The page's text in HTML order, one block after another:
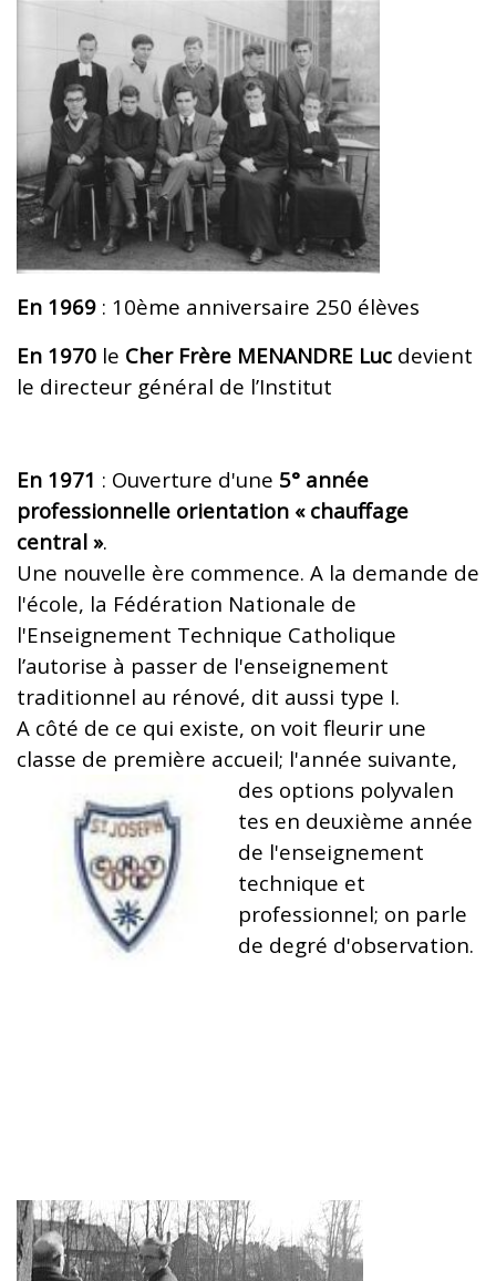
En 1969 : 10ème anniversaire 250 élèves
En 1970 le Cher Frère MENANDRE Luc devient
le directeur général de l’Institut
En 1971 : Ouverture d'une 5° année
professionnelle orientation « chauffage
central ».
Une nouvelle ère commence. A la demande de
l'école, la Fédération Nationale de
l'Enseignement Technique Catholique
l’autorise à passer de l'enseignement
traditionnel au rénové, dit aussi type I.
A côté de ce qui existe, on voit fleurir une
classe de première accueil; l'année suivante,
des options polyvalen
tes en deuxième année
de l'enseignement
technique et
professionnel; on parle
de degré d'observation.